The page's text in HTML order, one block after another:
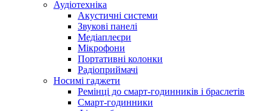
Аудіотехніка
Акустичні системи
Звукові панелі
Медіаплеєри
Мікрофони
Портативні колонки
Радіоприймачі
Носимі гаджети
Ремінці до смарт-годинників і браслетів
Смарт-годинники